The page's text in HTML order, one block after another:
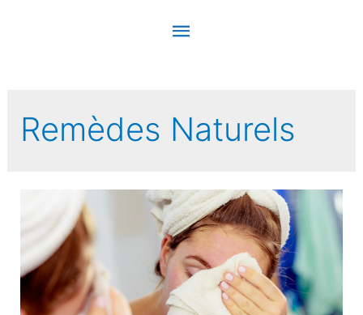
Menu
Remèdes Naturels